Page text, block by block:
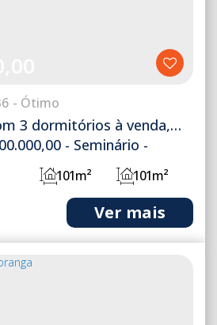
3 dormitórios à venda,
- Seminário -
101m² 101m²